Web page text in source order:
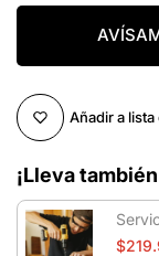
Añadir a
¡Lleva